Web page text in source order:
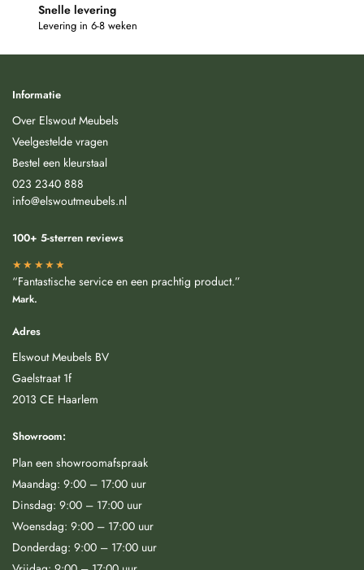
Snelle levering
Levering in 6-8 weken
Informatie
Over Elswout Meubels
Veelgestelde vragen
Bestel een kleurstaal
023 2340 888
info@elswoutmeubels.nl
100+ 5-sterren reviews
★★★★★
“Fantastische service en een prachtig product.”
Mark.
Adres
Elswout Meubels BV
Gaelstraat 1f
2013 CE Haarlem
Showroom:
Plan een showroomafspraak
Maandag: 9:00 – 17:00 uur
Dinsdag: 9:00 – 17:00 uur
Woensdag: 9:00 – 17:00 uur
Donderdag: 9:00 – 17:00 uur